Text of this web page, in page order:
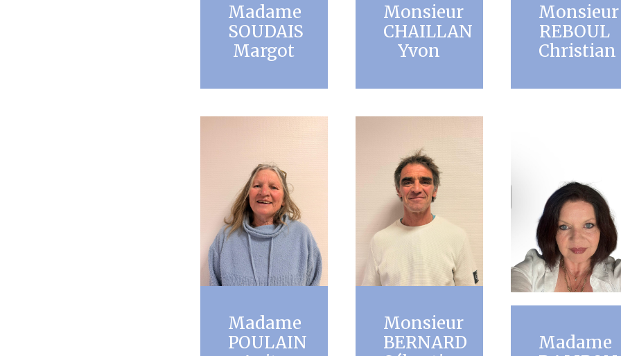
Madame
SOUDAIS
Margot
Monsieur
CHAILLAN
Yvon
Monsieur
REBOUL
Christian
Madame
POULAIN
Monsieur
BERNARD
Madame